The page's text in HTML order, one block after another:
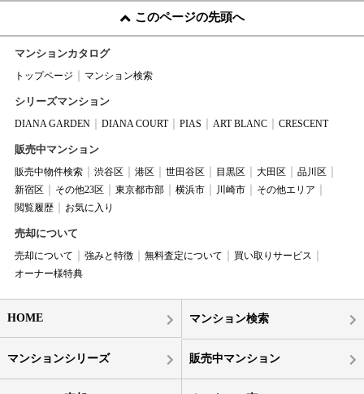
このページの先頭へ
マンションカタログ
トップページ マンション検索
シリーズマンション
DIANA GARDEN DIANA COURT PIAS ART BLANC CRESCENT
販売中マンション
販売中物件検索 渋谷区 港区 世田谷区 目黒区 大田区
品川区
新宿区
その他23区 東京都市部 横浜市 川崎市
その他エリア
閲覧履歴
お気に入り
売却について
売却について 強みと特徴 無料査定について
買い取りサービス
オーナー様特典
HOME マンション検索
マンションシリーズ 販売中マンション